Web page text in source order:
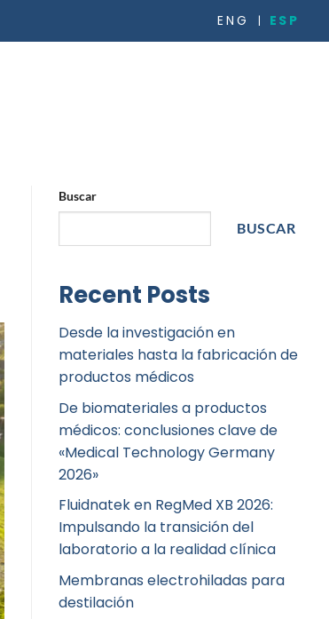
ENG ESP
Buscar
BUSCAR
Recent Posts
Desde la investigación en
materiales hasta la fabricación de
productos médicos
De biomateriales a productos
médicos: conclusiones clave de
«Medical Technology Germany
2026»
Fluidnatek en RegMed XB 2026:
Impulsando la transición del
laboratorio a la realidad clínica
Membranas electrohiladas para
destilación